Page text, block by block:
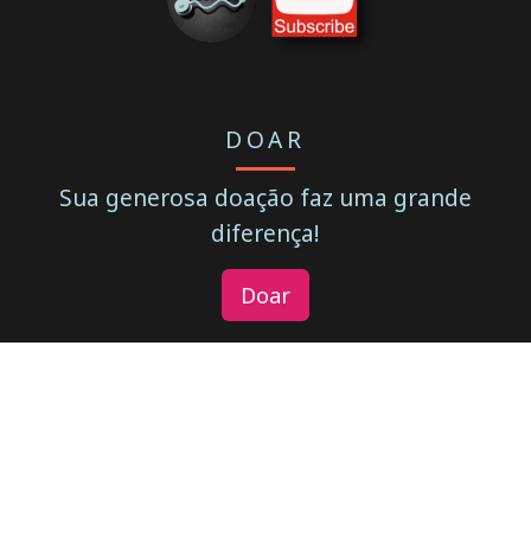
DOAR
Sua generosa doação faz uma grande
diferença!
Doar